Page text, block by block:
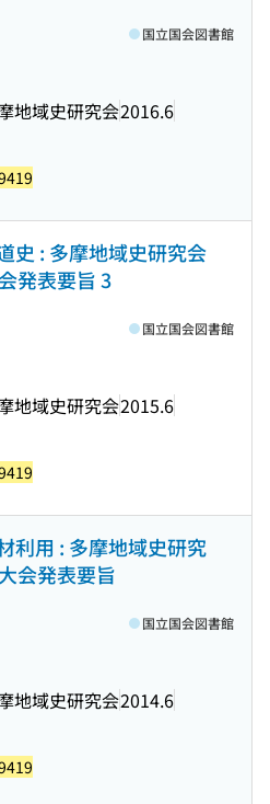
地域史研究会2016.6
国立国会図書館
史 : 多摩地域史研究会
発表要旨 3
地域史研究会2015.6
国立国会図書館
利用 : 多摩地域史研究
会発表要旨
地域史研究会2014.6
国立国会図書館